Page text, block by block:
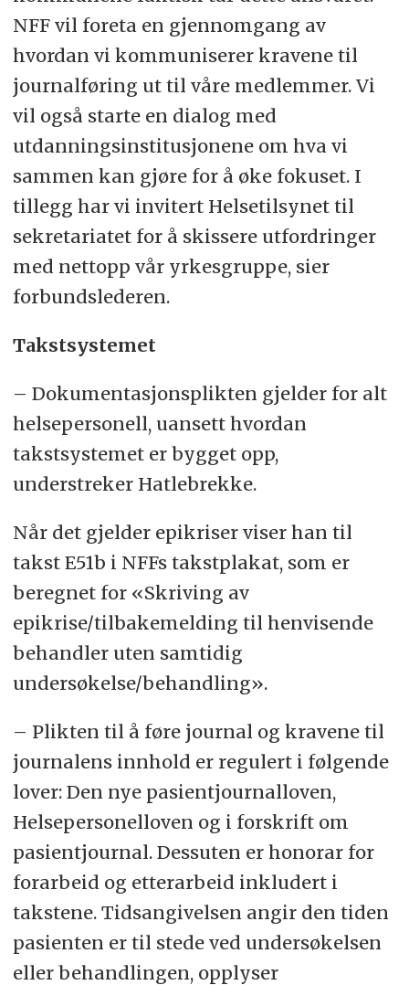
NFF vil foreta en gjennomgang av
hvordan vi kommuniserer kravene til
journalføring ut til våre medlemmer. Vi
vil også starte en dialog med
utdanningsinstitusjonene om hva vi
sammen kan gjøre for å øke fokuset. I
tillegg har vi invitert Helsetilsynet til
sekretariatet for å skissere utfordringer
med nettopp vår yrkesgruppe, sier
forbundslederen.
Takstsystemet
– Dokumentasjonsplikten gjelder for alt
helsepersonell, uansett hvordan
takstsystemet er bygget opp,
understreker Hatlebrekke.
Når det gjelder epikriser viser han til
takst E51b i NFFs takstplakat, som er
beregnet for «Skriving av
epikrise/tilbakemelding til henvisende
behandler uten samtidig
undersøkelse/behandling».
– Plikten til å føre journal og kravene til
journalens innhold er regulert i følgende
lover: Den nye pasientjournalloven,
Helsepersonelloven og i forskrift om
pasientjournal. Dessuten er honorar for
forarbeid og etterarbeid inkludert i
takstene. Tidsangivelsen angir den tiden
pasienten er til stede ved undersøkelsen
eller behandlingen, opplyser